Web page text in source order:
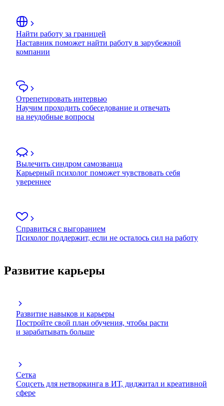
Найти работу за границей
Наставник поможет найти работу в зарубежной
компании
Отрепетировать интервью
Научим проходить собеседование и отвечать
на неудобные вопросы
Вылечить синдром самозванца
Карьерный психолог поможет чувствовать себя
увереннее
Справиться с выгоранием
Психолог поддержит, если не осталось сил на работу
Развитие карьеры
Развитие навыков и карьеры
Постройте свой план обучения, чтобы расти
и зарабатывать больше
Сетка
Соцсеть для нетворкинга в ИТ, диджитал и креативной
сфере